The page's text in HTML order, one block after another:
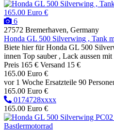
165.00 Euro €
6
27572 Bremerhaven, Germany
Honda GL 500 Silverwing , Tank
Biete hier für Honda GL 500
innen Top sauber , Lack aussen
Preis 165 € Versand 15 €
165.00 Euro €
vor 1 Woche Ersatzteile 90
165.00 Euro €
0174728xxxx
165.00 Euro €